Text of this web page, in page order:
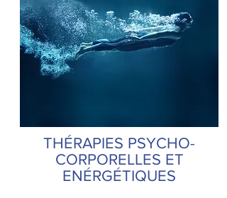
THÉRAPIES PSYCHO-
CORPORELLES ET
ENÉRGÉTIQUES